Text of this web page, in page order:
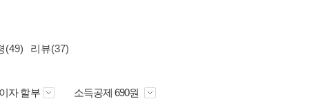
(49) 리뷰(37)
자 할부 소득공제 690원